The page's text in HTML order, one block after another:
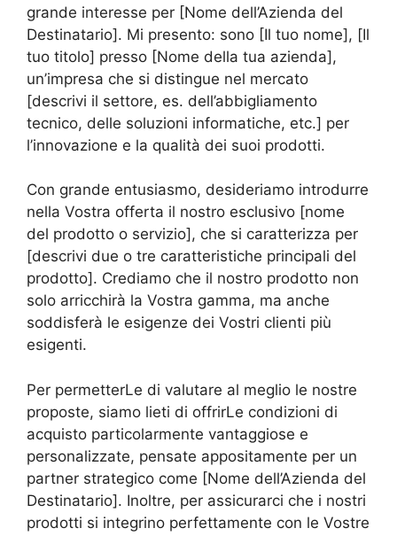
grande interesse per [Nome dell’Azienda del
Destinatario]. Mi presento: sono [Il tuo nome], [Il
tuo titolo] presso [Nome della tua azienda],
un’impresa che si distingue nel mercato
[descrivi il settore, es. dell’abbigliamento
tecnico, delle soluzioni informatiche, etc.] per
l’innovazione e la qualità dei suoi prodotti.
Con grande entusiasmo, desideriamo introdurre
nella Vostra offerta il nostro esclusivo [nome
del prodotto o servizio], che si caratterizza per
[descrivi due o tre caratteristiche principali del
prodotto]. Crediamo che il nostro prodotto non
solo arricchirà la Vostra gamma, ma anche
soddisferà le esigenze dei Vostri clienti più
esigenti.
Per permetterLe di valutare al meglio le nostre
proposte, siamo lieti di offrirLe condizioni di
acquisto particolarmente vantaggiose e
personalizzate, pensate appositamente per un
partner strategico come [Nome dell’Azienda del
Destinatario]. Inoltre, per assicurarci che i nostri
prodotti si integrino perfettamente con le Vostre